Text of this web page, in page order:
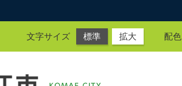
文字サイズ 標準 拡大 配色